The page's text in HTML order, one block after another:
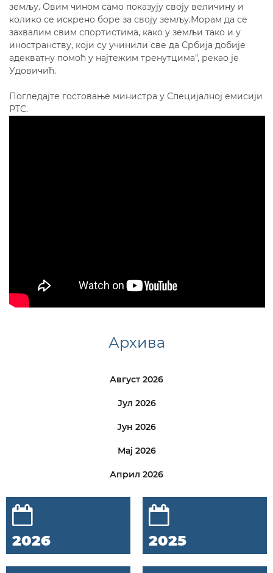
земљу. Овим чином само показују своју величину и
колико се искрено боре за своју земљу.Морам да се
захвалим свим спортистима, како у земљи тако и у
иностранству, који су учинили све да Србија добије
адекватну помоћ у најтежим тренутцима", рекао је
Удовичић.
Погледајте гостовање министра у Специјалној емисији
РТС.
Архива
Август 2026
Јул 2026
Јун 2026
Мај 2026
Април 2026
2026 2025